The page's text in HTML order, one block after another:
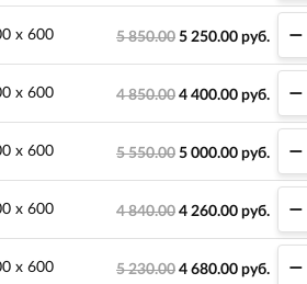
х 600 5 850.00 5 250.00 руб. –
х 600 4 850.00 4 400.00 руб. –
х 600 5 550.00 5 000.00 руб. –
х 600 4 840.00 4 260.00 руб. –
х 600 5 230.00 4 680.00 руб. –